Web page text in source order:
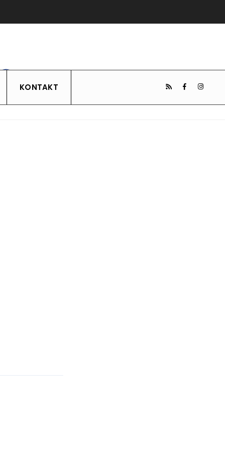
KONTAKT